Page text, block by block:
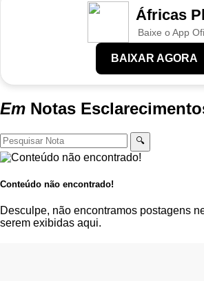
Áfricas
Baixe o App
BAIXAR AGORA
Em Notas
🔍
Conteúdo não encontrado!
Desculpe, não encontramos postagens
serem exibidas aqui.